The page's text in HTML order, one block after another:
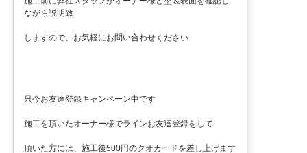
ながら説明致
しますので、お気軽にお問い合わせください
只今お友達登録キャンペーン中です
施工を頂いたオーナー様でラインお友達登録をして
頂いた方には、施工後500円のクオカードを差し上げます